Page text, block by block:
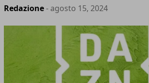
Redazione- agosto 15, 2024